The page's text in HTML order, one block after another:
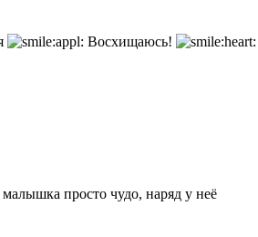
Восхищаюсь!
просто чудо, наряд у неё